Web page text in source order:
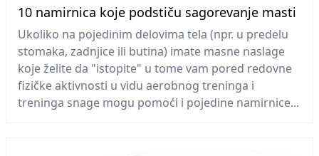
10 namirnica koje podstiču sagorevanje masti
Ukoliko na pojedinim delovima tela (npr. u predelu
stomaka, zadnjice ili butina) imate masne naslage
koje želite da "istopite" u tome vam pored redovne
fizičke aktivnosti u vidu aerobnog treninga i
treninga snage mogu pomoći i pojedine namirnice...